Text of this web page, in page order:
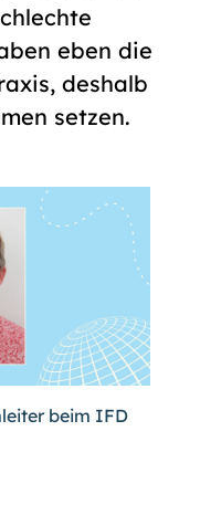
eben die
deshalb
setzen.
beim IFD